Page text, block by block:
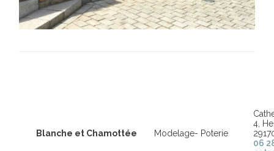
Blanche et Chamottée Modelage- Poterie
4,
06